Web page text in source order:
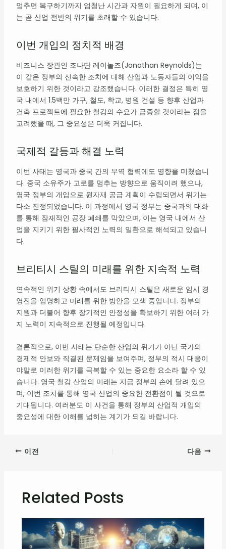
멈추면 복구하기까지 엄청난 시간과 자원이 필요하게 되며, 이
는 곧 산업 전반의 위기를 초래할 수 있습니다.
이번 개입의 정치적 배경
비즈니스 장관인 조나단 레이놀즈(Jonathan Reynolds)는
이 같은 정부의 신속한 조치에 대해 산업과 노동자들의 이익을
보호하기 위한 것이라고 강조했습니다. 이러한 결정은 특히 영
국 내에서 1.5백만 가구, 철도, 학교, 병원 건설 등 향후 산업과
건축 프로젝트에 필요한 철강의 수요가 급증할 것이라는 점을
고려했을 때, 그 중요성은 더욱 커집니다.
국제적 갈등과 해결 노력
이번 사태는 영국과 중국 간의 무역 협력에도 영향을 미쳤습니
다. 중국 소유주가 고로를 멈추는 방향으로 움직이려 했으나,
영국 정부의 개입으로 원자재 공급 계획이 수립되면서 위기는
다소 진정되었습니다. 이 과정에서 영국 정부는 중국과의 대화
를 통해 잠재적인 공장 폐쇄를 막았으며, 이는 영국 내에서 산
업을 지키기 위한 필사적인 노력의 일환으로 해석되고 있습니
다.
브리티시 스틸의 미래를 위한 지속적 노력
연속적인 위기 상황 속에서도 브리티시 스틸은 새로운 임시 경
영진을 임명하고 미래를 위한 방안을 모색 중입니다. 정부의
지원과 더불어 향후 장기적인 안정성을 확보하기 위한 여러 가
지 노력이 지속적으로 진행될 예정입니다.
결론적으로, 이번 사태는 단순한 산업의 위기가 아닌 국가의
경제적 안보와 직결된 문제임을 보여주며, 정부의 적시 대응이
야말로 이러한 위기를 극복할 수 있는 중요한 요소라 할 수 있
습니다. 영국 철강 산업의 미래는 지금 정부의 손에 달려 있으
며, 이번 조치를 통해 영국 산업의 중요한 전환점이 될 것으로
기대됩니다. 여러분도 이 사건을 통해 정부의 산업적 개입의
중요성에 대한 이해를 넓히는 계기가 되길 바랍니다.
이전 다음
Related Posts